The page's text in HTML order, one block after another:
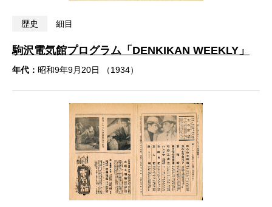
歴史 細目
駒沢電気館プログラム「DENKIKAN WEEKLY」
年代： 昭和9年9月20日 （1934）